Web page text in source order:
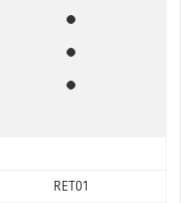
Standardvarustus
Standardvarustus
Standardvarustus
RET01